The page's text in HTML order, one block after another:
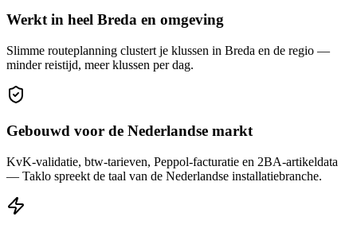
Werkt in heel Breda en omgeving
Slimme routeplanning clustert je klussen in Breda en de regio —
minder reistijd, meer klussen per dag.
Gebouwd voor de Nederlandse markt
KvK-validatie, btw-tarieven, Peppol-facturatie en 2BA-artikeldata
— Taklo spreekt de taal van de Nederlandse installatiebranche.